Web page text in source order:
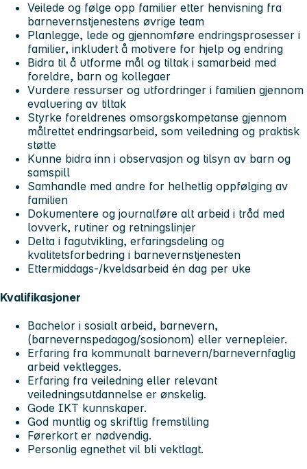
Veilede og følge opp familier etter henvisning fra
barnevernstjenestens øvrige team
Planlegge, lede og gjennomføre endringsprosesser i
familier, inkludert å motivere for hjelp og endring
Bidra til å utforme mål og tiltak i samarbeid med
foreldre, barn og kollegaer
Vurdere ressurser og utfordringer i familien gjennom
evaluering av tiltak
Styrke foreldrenes omsorgskompetanse gjennom
målrettet endringsarbeid, som veiledning og praktisk
støtte
Kunne bidra inn i observasjon og tilsyn av barn og
samspill
Samhandle med andre for helhetlig oppfølging av
familien
Dokumentere og journalføre alt arbeid i tråd med
lovverk, rutiner og retningslinjer
Delta i fagutvikling, erfaringsdeling og
kvalitetsforbedring i barnevernstjenesten
Ettermiddags-/kveldsarbeid én dag per uke
Kvalifikasjoner
Bachelor i sosialt arbeid, barnevern,
(barnevernspedagog/sosionom) eller vernepleier.
Erfaring fra kommunalt barnevern/barnevernfaglig
arbeid vektlegges.
Erfaring fra veiledning eller relevant
veiledningsutdannelse er ønskelig.
Gode IKT kunnskaper.
God muntlig og skriftlig fremstilling
Førerkort er nødvendig.
Personlig egnethet vil bli vektlagt.